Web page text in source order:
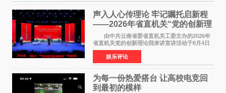
声入人心传理论 牢记嘱托启新程
——2026年省直机关“党的创新理
论我来讲”宣讲活动圆满落幕
由中共云南省委省直机关工委主办的2026年
省直机关党的创新理论我来讲宣讲活动于8月4日
至5日在昆明举办。活动以 "牢记嘱托 感恩奋进
开创云南发展新局面 "为主题，坚持以新时代中国
特色社会主义
娱乐评论
为每一份热爱搭台 让高校电竞回
到最初的模样